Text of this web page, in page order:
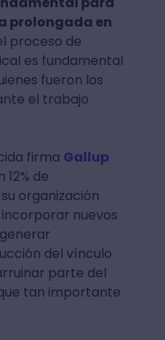
prolongada en
proceso de
es fundamental
fueron los
el trabajo
firma Gallup
de
organización
nuevos
del vínculo
parte del
tan importante